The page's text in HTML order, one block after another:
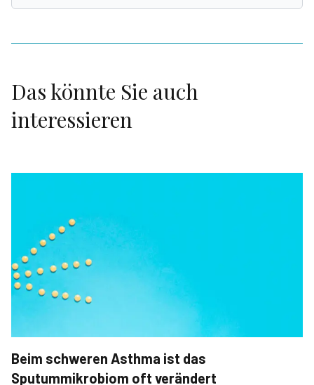
Das könnte Sie auch
interessieren
Beim schweren Asthma ist das
Sputummikrobiom oft verändert